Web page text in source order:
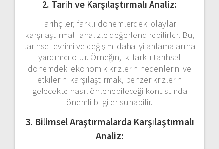
2. Tarih ve Karşılaştırmalı Analiz:
Tarihçiler, farklı dönemlerdeki olayları
karşılaştırmalı analizle değerlendirebilirler. Bu,
tarihsel evrimi ve değişimi daha iyi anlamalarına
yardımcı olur. Örneğin, iki farklı tarihsel
dönemdeki ekonomik krizlerin nedenlerini ve
etkilerini karşılaştırmak, benzer krizlerin
gelecekte nasıl önlenebileceği konusunda
önemli bilgiler sunabilir.
3. Bilimsel Araştırmalarda Karşılaştırmalı
Analiz: